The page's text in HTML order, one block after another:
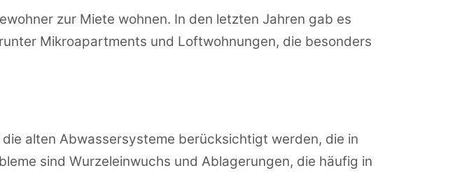
zur Miete wohnen. In den letzten Jahren gab es
Mikroapartments und Loftwohnungen, die besonders
alten Abwassersysteme berücksichtigt werden, die in
sind Wurzeleinwuchs und Ablagerungen, die häufig in